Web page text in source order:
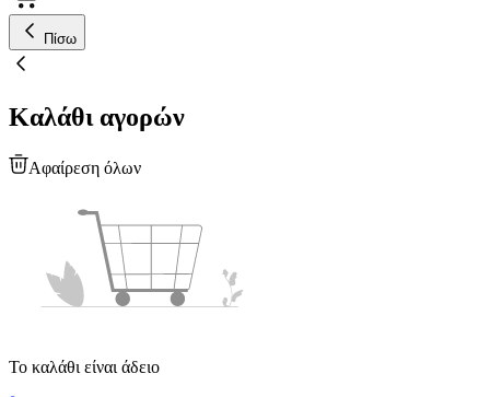
Πίσω
Καλάθι αγορών
Αφαίρεση όλων
Το καλάθι είναι άδειο